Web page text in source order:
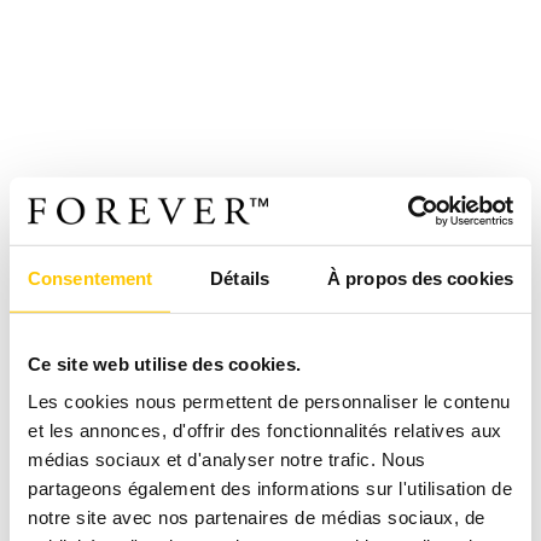
Consentement Détails À propos des cookies
Ce site web utilise des cookies.
Les cookies nous permettent de personnaliser le contenu
et les annonces, d'offrir des fonctionnalités relatives aux
médias sociaux et d'analyser notre trafic. Nous
partageons également des informations sur l'utilisation de
notre site avec nos partenaires de médias sociaux, de